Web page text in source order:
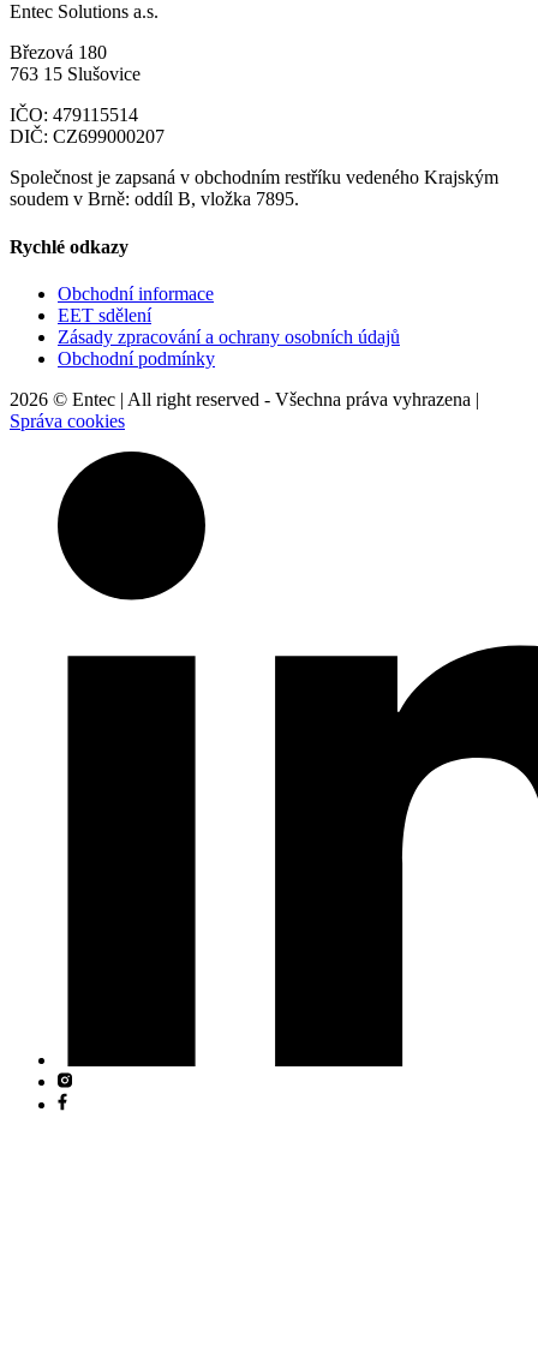
Entec Solutions a.s.
Březová 180
763 15 Slušovice
IČO: 479115514
DIČ: CZ699000207
Společnost je zapsaná v obchodním restříku vedeného Krajským
soudem v Brně: oddíl B, vložka 7895.
Rychlé odkazy
Obchodní informace
EET sdělení
Zásady zpracování a ochrany osobních údajů
Obchodní podmínky
2026 © Entec | All right reserved - Všechna práva vyhrazena |
Správa cookies